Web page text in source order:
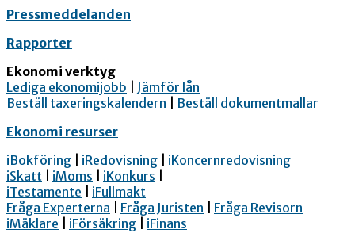
Pressmeddelanden
Rapporter
Ekonomi verktyg
Lediga ekonomijobb
Jämför lån
Beställ taxeringskalendern
Beställ dokumentmallar
Ekonomi resurser
iBokföring
iRedovisning
iKoncernredovisning
iSkatt
iMoms iKonkurs
iTestamente
iFullmakt
Fråga Experterna
Fråga Juristen
Fråga Revisorn
iMäklare
iFörsäkring iFinans